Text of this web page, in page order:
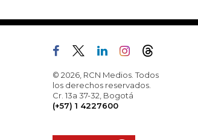
© 2026, RCN Medios. Todos
los derechos reservados.
Cr. 13a 37-32, Bogotá
(+57) 1 4227600